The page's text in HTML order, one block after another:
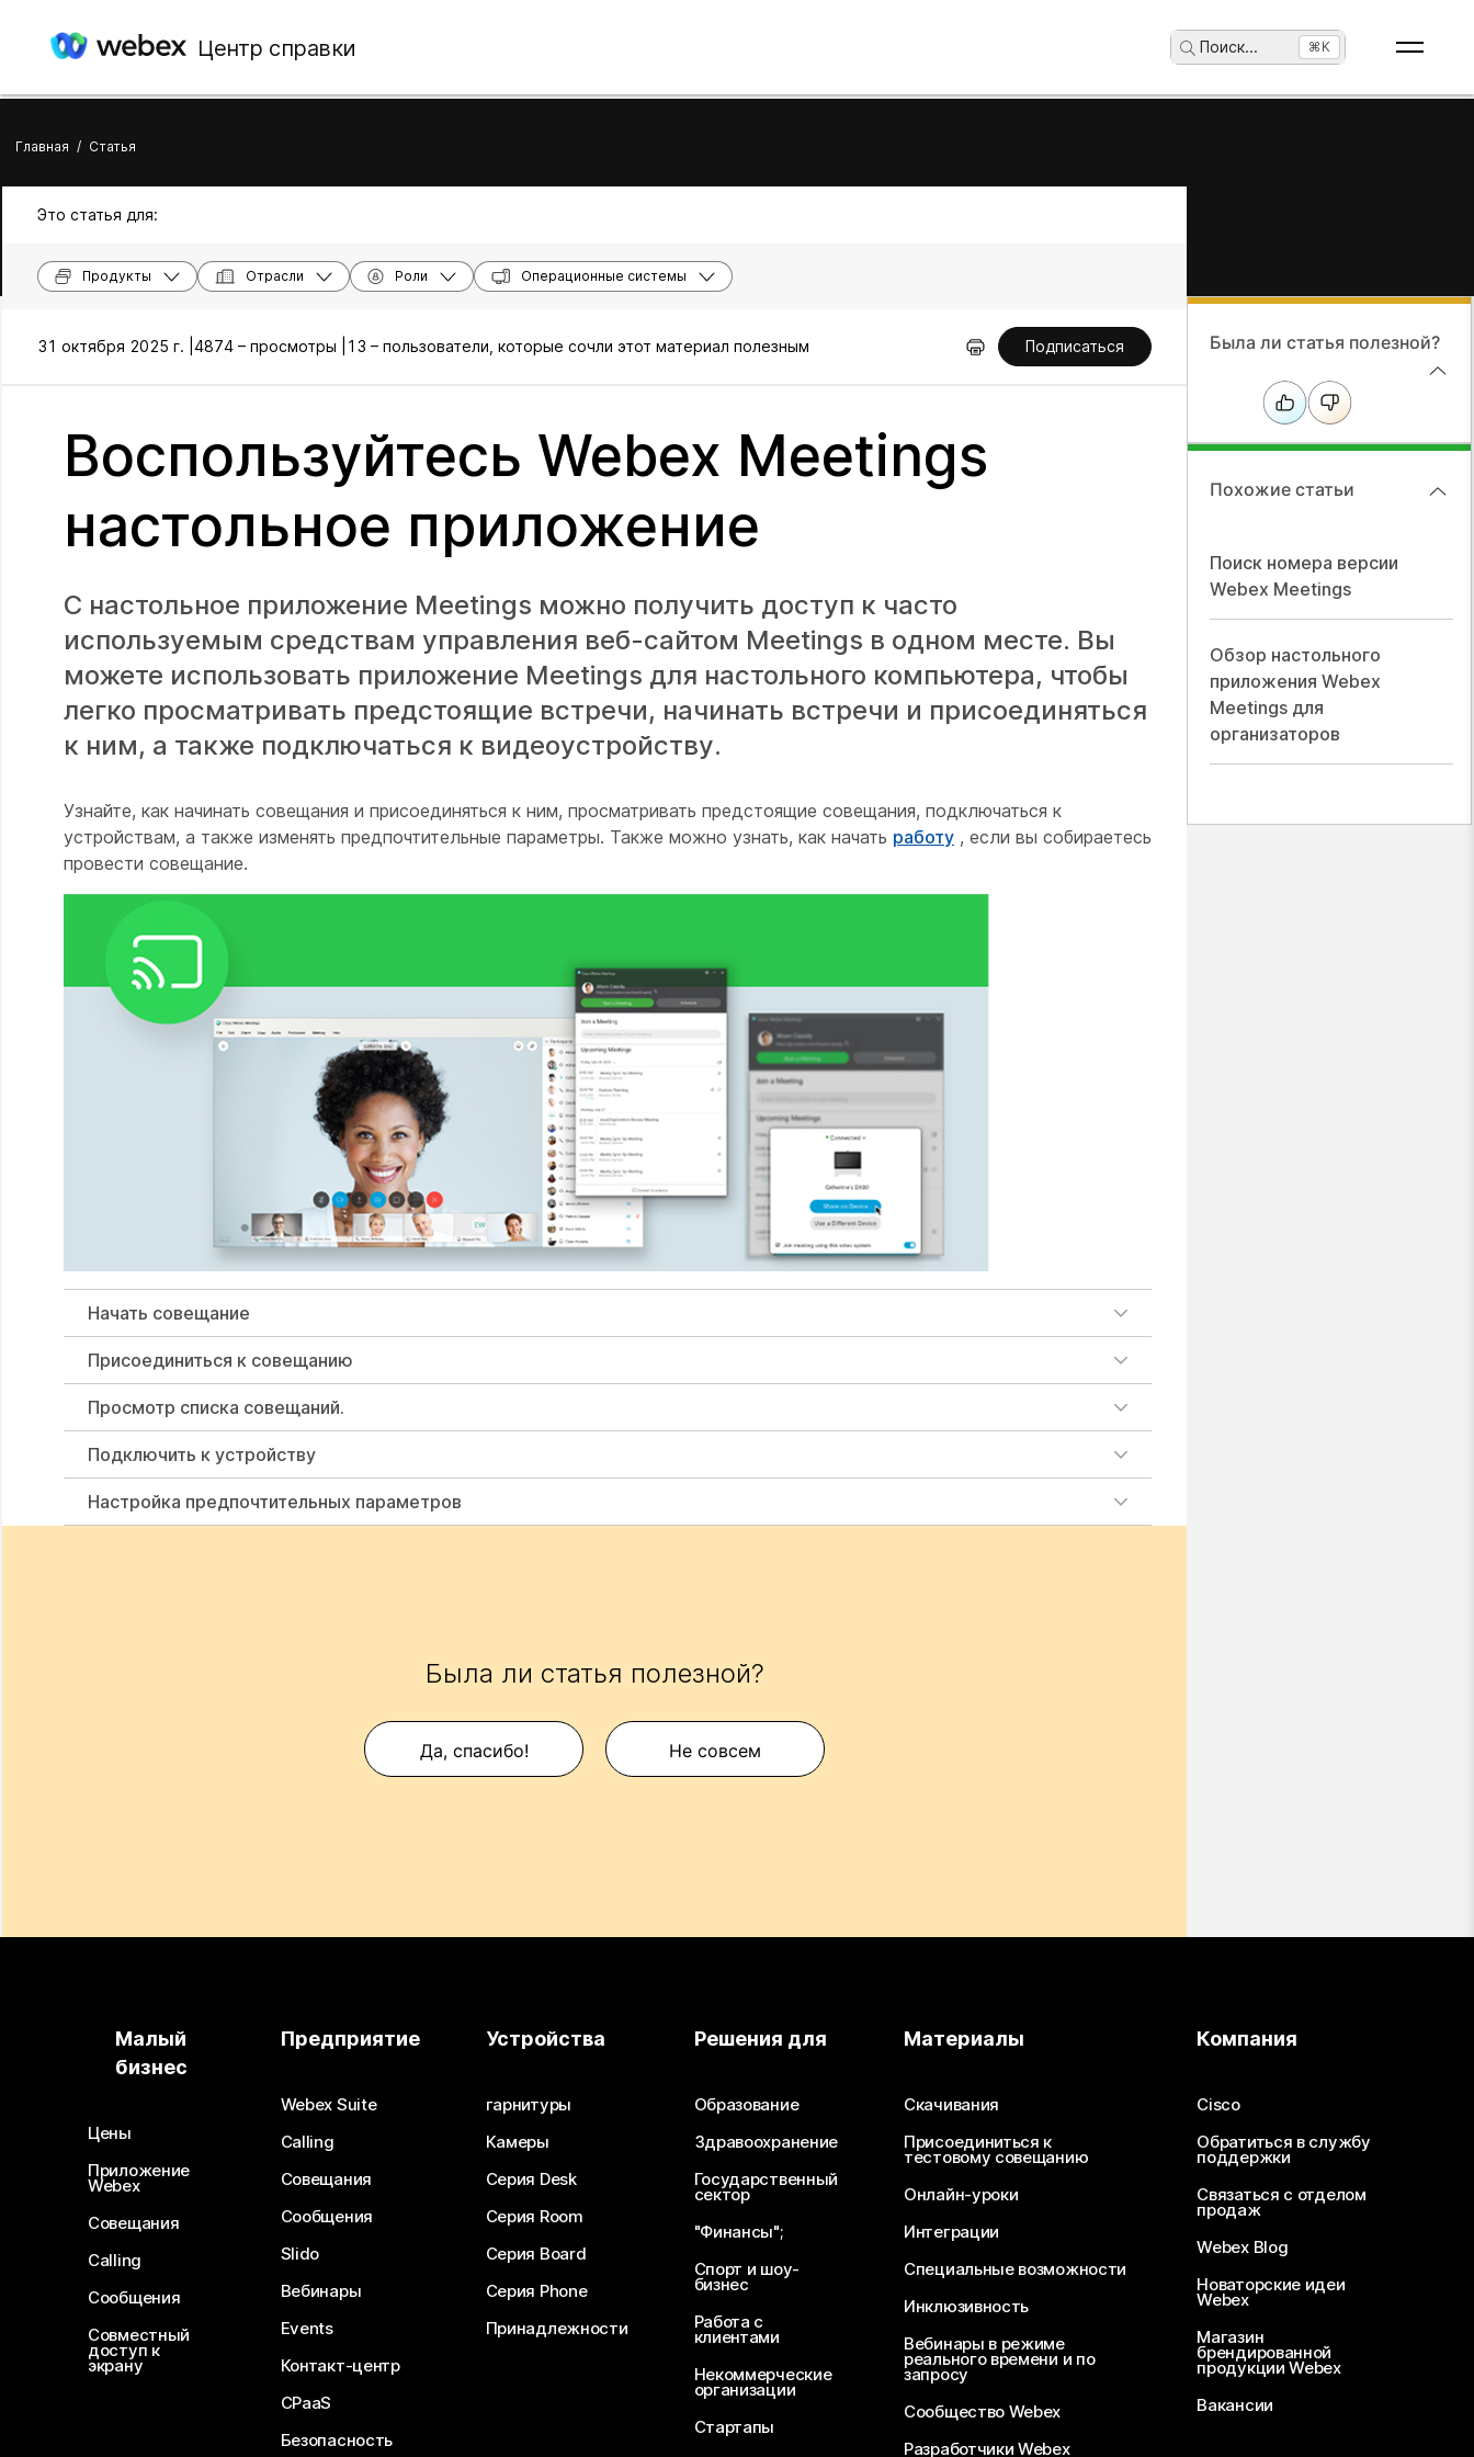
Центр справки Поиск... ⌘K
Главная / Статья
Это статья для:
Продукты Отрасли Роли Операционные системы
31 октября 2025 г. | 4874 – просмотры | 13 – пользователи, которые сочли этот материал полезным Подписаться
Воспользуйтесь Webex Meetings
настольное приложение
С настольное приложение Meetings можно получить доступ к часто
используемым средствам управления веб-сайтом Meetings в одном месте. Вы
можете использовать приложение Meetings для настольного компьютера, чтобы
легко просматривать предстоящие встречи, начинать встречи и присоединяться
к ним, а также подключаться к видеоустройству.
Узнайте, как начинать совещания и присоединяться к ним, просматривать предстоящие совещания, подключаться к
устройствам, а также изменять предпочтительные параметры. Также можно узнать, как начать работу , если вы собираетесь
провести совещание.
Начать совещание
Присоединиться к совещанию
Просмотр списка совещаний.
Подключить к устройству
Настройка предпочтительных параметров
Была ли статья полезной?
Да, спасибо! Не совсем
Была ли статья полезной?
Похожие статьи
Поиск номера версии
Webex Meetings
Обзор настольного
приложения Webex
Meetings для
организаторов
Малый
бизнес
Цены
Приложение
Webex
Совещания
Calling
Сообщения
Совместный
доступ к
экрану
Предприятие
Webex Suite
Calling
Совещания
Сообщения
Slido
Вебинары
Events
Контакт-центр
CPaaS
Безопасность
Устройства
гарнитуры
Камеры
Серия Desk
Серия Room
Серия Board
Серия Phone
Принадлежности
Решения для
Образование
Здравоохранение
Государственный
сектор
"Финансы";
Спорт и шоу-
бизнес
Работа с
клиентами
Некоммерческие
организации
Стартапы
Материалы
Скачивания
Присоединиться к
тестовому совещанию
Онлайн-уроки
Интеграции
Специальные возможности
Инклюзивность
Вебинары в режиме
реального времени и по
запросу
Сообщество Webex
Разработчики Webex
Компания
Cisco
Обратиться в службу
поддержки
Связаться с отделом
продаж
Webex Blog
Новаторские идеи
Webex
Магазин
брендированной
продукции Webex
Вакансии